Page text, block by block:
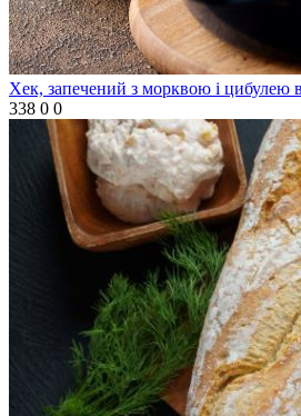
Хек, запечений з морквою і цибулею
338 0 0